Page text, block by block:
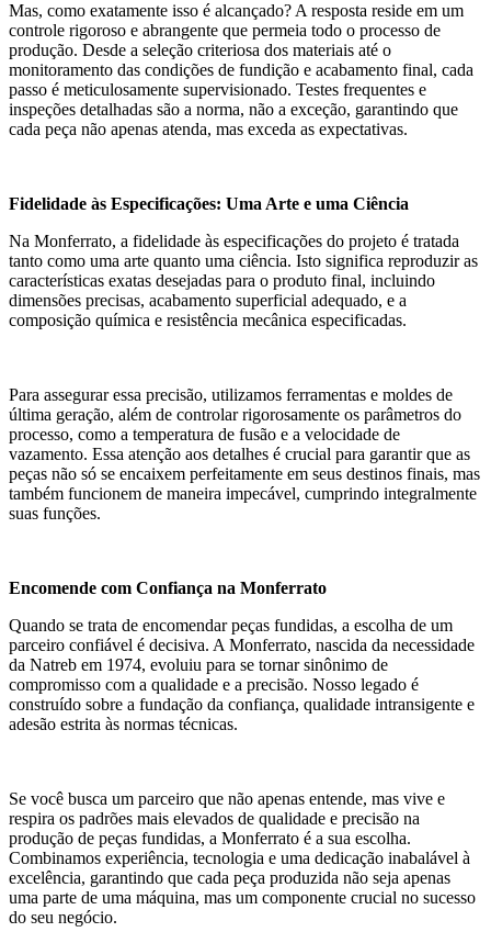
Mas, como exatamente isso é alcançado? A resposta reside em um
controle rigoroso e abrangente que permeia todo o processo de
produção. Desde a seleção criteriosa dos materiais até o
monitoramento das condições de fundição e acabamento final, cada
passo é meticulosamente supervisionado. Testes frequentes e
inspeções detalhadas são a norma, não a exceção, garantindo que
cada peça não apenas atenda, mas exceda as expectativas.
Fidelidade às Especificações: Uma Arte e uma Ciência
Na Monferrato, a fidelidade às especificações do projeto é tratada
tanto como uma arte quanto uma ciência. Isto significa reproduzir as
características exatas desejadas para o produto final, incluindo
dimensões precisas, acabamento superficial adequado, e a
composição química e resistência mecânica especificadas.
Para assegurar essa precisão, utilizamos ferramentas e moldes de
última geração, além de controlar rigorosamente os parâmetros do
processo, como a temperatura de fusão e a velocidade de
vazamento. Essa atenção aos detalhes é crucial para garantir que as
peças não só se encaixem perfeitamente em seus destinos finais, mas
também funcionem de maneira impecável, cumprindo integralmente
suas funções.
Encomende com Confiança na Monferrato
Quando se trata de encomendar peças fundidas, a escolha de um
parceiro confiável é decisiva. A Monferrato, nascida da necessidade
da Natreb em 1974, evoluiu para se tornar sinônimo de
compromisso com a qualidade e a precisão. Nosso legado é
construído sobre a fundação da confiança, qualidade intransigente e
adesão estrita às normas técnicas.
Se você busca um parceiro que não apenas entende, mas vive e
respira os padrões mais elevados de qualidade e precisão na
produção de peças fundidas, a Monferrato é a sua escolha.
Combinamos experiência, tecnologia e uma dedicação inabalável à
excelência, garantindo que cada peça produzida não seja apenas
uma parte de uma máquina, mas um componente crucial no sucesso
do seu negócio.